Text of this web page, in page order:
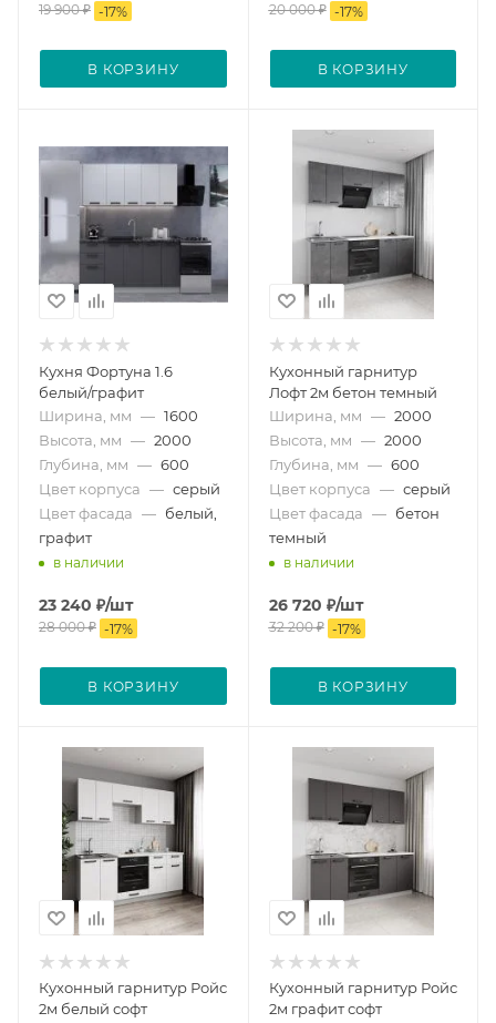
19 900₽ -17%
В КОРЗИНУ
20 000₽ -17%
В КОРЗИНУ
Кухня Фортуна 1.6
белый/графит
Ширина, мм — 1600
Высота, мм — 2000
Глубина, мм — 600
Цвет корпуса — серый
Цвет фасада — белый,
графит
в наличии
23 240 ₽/шт
28 000₽ -17%
В КОРЗИНУ
Кухонный гарнитур
Лофт 2м бетон темный
Ширина, мм — 2000
Высота, мм — 2000
Глубина, мм — 600
Цвет корпуса — серый
Цвет фасада — бетон
темный
в наличии
26 720 ₽/шт
32 200₽ -17%
В КОРЗИНУ
Кухонный гарнитур Ройс
2м белый софт
Кухонный гарнитур Ройс
2м графит софт